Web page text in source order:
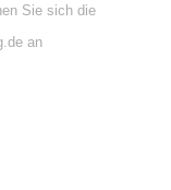
Sie sich die
an